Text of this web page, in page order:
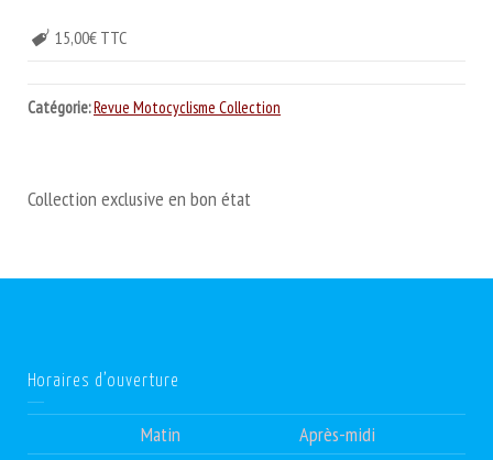
15,00€ TTC
Catégorie:Revue Motocyclisme Collection
Collection exclusive en bon état
Horaires d’ouverture
Matin
Après-midi